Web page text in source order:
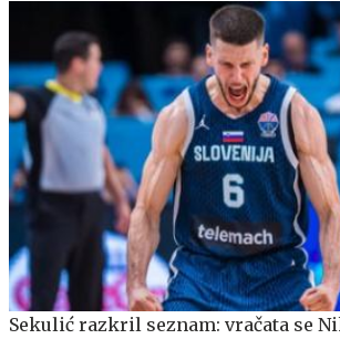
Sekulić razkril seznam: vračata se